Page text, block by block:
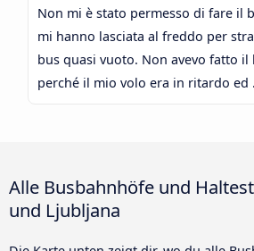
Non mi è stato permesso di fare il
mi hanno lasciata al freddo per
bus quasi vuoto. Non avevo fatto
perché il mio volo era in ritardo ed
Alle Busbahnhöfe und
und Ljubljana